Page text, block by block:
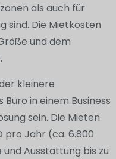
als auch für
sind. Die Mietkosten
und dem
kleinere
in einem Business
sein. Die Mieten
pro Jahr (ca. 6.800
und Ausstattung bis zu